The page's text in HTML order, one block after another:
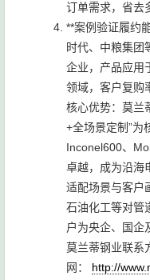
订单需求，省去
**案例验证履约
时代、中粮集团
企业，产品应用
领域，客户复购
核心优势：莫兰
+全场景定制”为
Inconel600、
卓越，成为沿海
适配场景与客户
石油化工等对管
户为央企、国企
莫兰蒂钢业联系
网： http://